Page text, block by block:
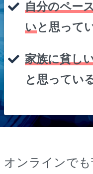
自分のペー
いと思って
家族に貧し
と思ってい
オンラインで